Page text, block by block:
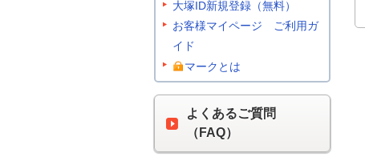
大塚ID新規登録（無料）
お客様マイページ ご利用ガ
イド
マークとは
よくあるご質問
（FAQ）